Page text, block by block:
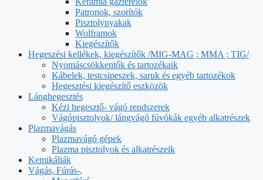
Patronok, szorítók
Pisztolynyakak
Wolframok
Kiegészítők
Hegeszési kellékek, kiegészítők /MIG-MAG ; MMA ; TIG/
Nyomáscsökkentők és tartozékaik
Kábelek, testcsipeszek, saruk és egyéb tartozékok
Hegesztési kiegészítő eszközök
Lánghegesztés
Kézi hegesztő- vágó rendszerek
Vágópisztolyok/ lángvágó fúvókák egyéb alkatrészek
Plazmavágás
Plazmavágó gépek
Plazma pisztolyok és alkatrészeik
Kemikáliák
Vágás, Fúrás-,